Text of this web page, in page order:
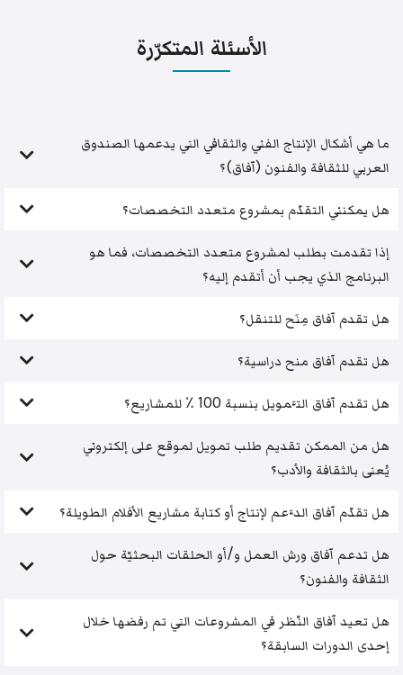
الأسئلة المتكرّرة
ما هي أشكال الإنتاج الفني والثقافي التي يدعمها الصندوق
العربي للثقافة والفنون (آفاق)؟
هل يمكنني التقدّم بمشروع متعدد التخصصات؟
إذا تقدمت بطلب لمشروع متعدد التخصصات، فما هو
البرنامج الذي يجب أن أتقدم إليه؟
هل تقدم آفاق مِنَح للتنقل؟
هل تقدم آفاق منح دراسية؟
هل تقدم آفاق التَّمويل بنسبة 100 ٪ للمشاريع؟
هل من الممكن تقديم طلب تمويل لموقع على إلكتروني
يُعنى بالثقافة والأدب؟
هل تقدّم آفاق الدَّعم لإنتاج أو كتابة مشاريع الأفلام الطويلة؟
هل تدعم آفاق ورش العمل و/أو الحلقات البحثيّة حول
الثقافة والفنون؟
هل تعيد آفاق النّظر في المشروعات التي تم رفضها خلال
إحدى الدورات السابقة؟